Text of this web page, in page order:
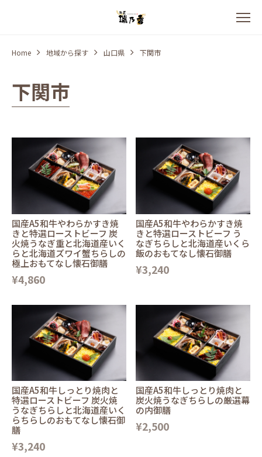
Home 地域から探す 山口県 下関市
下関市
国産A5和牛やわらかすき焼
きと特選ローストビーフ 炭
火焼うなぎ重と北海道産いく
らと北海道ズワイ蟹ちらしの
極上おもてなし懐石御膳
¥4,860
国産A5和牛やわらかすき焼
きと特選ローストビーフ う
なぎちらしと北海道産いくら
飯のおもてなし懐石御膳
¥3,240
国産A5和牛しっとり焼肉と
特選ローストビーフ 炭火焼
うなぎちらしと北海道産いく
らちらしのおもてなし懐石御
膳
¥3,240
国産A5和牛しっとり焼肉と
炭火焼うなぎちらしの厳選幕
の内御膳
¥2,500